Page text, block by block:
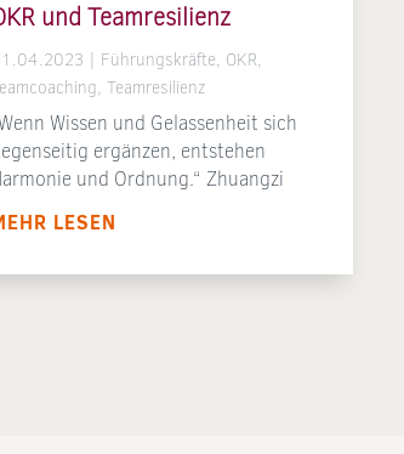
und Teamresilienz
Führungskräfte, OKR,
, Teamresilienz
Wissen und Gelassenheit sich
ergänzen, entstehen
und Ordnung.“ Zhuangzi
LESEN